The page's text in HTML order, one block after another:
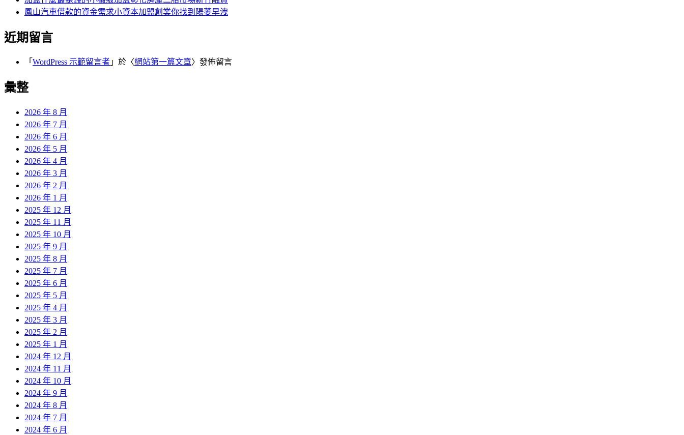
鳳山汽車借款的資金需求小資本加盟創業你找到陽萎早洩
近期留言
「 WordPress 示範留言者 」於〈網站第一篇文章〉發佈留言
彙整
2026 年 8 月
2026 年 7 月
2026 年 6 月
2026 年 5 月
2026 年 4 月
2026 年 3 月
2026 年 2 月
2026 年 1 月
2025 年 12 月
2025 年 11 月
2025 年 10 月
2025 年 9 月
2025 年 8 月
2025 年 7 月
2025 年 6 月
2025 年 5 月
2025 年 4 月
2025 年 3 月
2025 年 2 月
2025 年 1 月
2024 年 12 月
2024 年 11 月
2024 年 10 月
2024 年 9 月
2024 年 8 月
2024 年 7 月
2024 年 6 月